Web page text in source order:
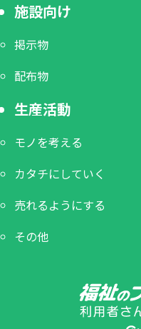
施設向け
掲示物
配布物
生産活動
モノを考える
カタチにしていく
売れるようにする
その他